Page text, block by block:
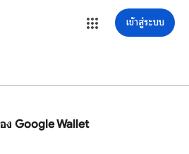
เข้าสู่ระบบ
ง Google Wallet